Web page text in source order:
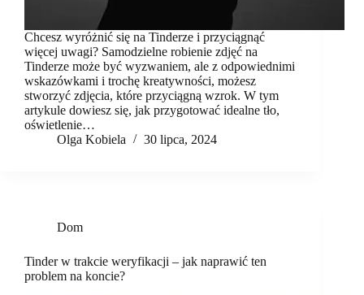
Chcesz wyróżnić się na Tinderze i przyciągnąć
więcej uwagi? Samodzielne robienie zdjęć na
Tinderze może być wyzwaniem, ale z odpowiednimi
wskazówkami i trochę kreatywności, możesz
stworzyć zdjęcia, które przyciągną wzrok. W tym
artykule dowiesz się, jak przygotować idealne tło,
oświetlenie…
Olga Kobiela
30 lipca, 2024
Dom
Tinder w trakcie weryfikacji – jak naprawić ten
problem na koncie?